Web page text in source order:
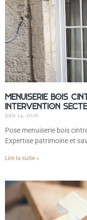
Menuiserie bois
intervention
juin 24, 2026
Pose menuiserie bois
Expertise patrimoine et
Lire la suite »